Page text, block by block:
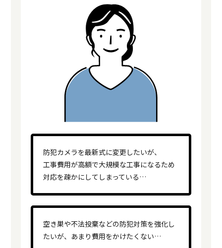
防犯カメラを最新式に変更したいが、
工事費用が高額で大規模な工事になるため
対応を疎かにしてしまっている…
空き巣や不法投棄などの防犯対策を強化し
たいが、あまり費用をかけたくない…